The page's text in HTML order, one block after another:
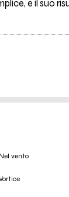
e il suo
vento